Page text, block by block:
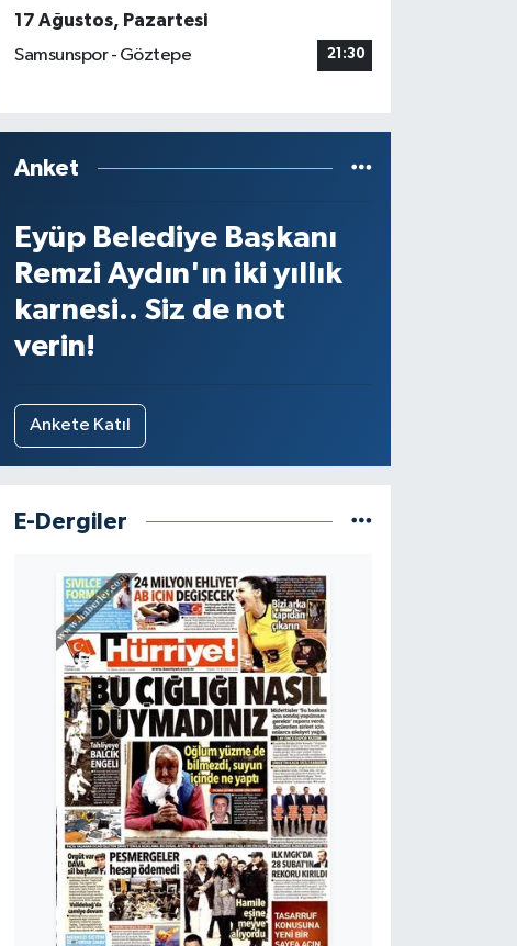
17 Ağustos, Pazartesi
Samsunspor - Göztepe
21:30
Anket
Eyüp Belediye Başkanı
Remzi Aydın'ın iki yıllık
karnesi.. Siz de not
verin!
Ankete Katıl
E-Dergiler